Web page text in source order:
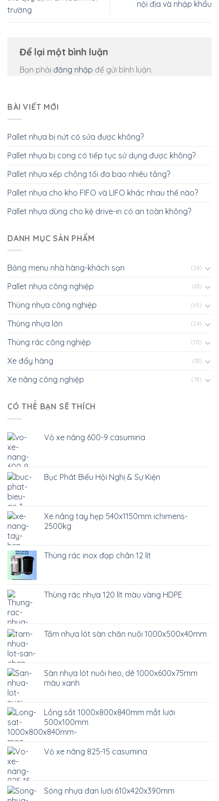
trường
nội địa và nhập khẩu
Để lại một bình luận
Bạn phải đăng nhập để gửi bình luận.
BÀI VIẾT MỚI
Pallet nhựa bị nứt có sửa được không?
Pallet nhựa bị cong có tiếp tục sử dụng được không?
Pallet nhựa xếp chồng tối đa bao nhiêu tầng?
Pallet nhựa cho kho FIFO và LIFO khác nhau thế nào?
Pallet nhựa dùng cho kệ drive-in có an toàn không?
DANH MỤC SẢN PHẨM
Bảng menu nhà hàng-khách sạn (26)
Pallet nhựa công nghiệp (63)
Thùng nhựa công nghiệp (65)
Thùng nhựa lớn (24)
Thùng rác công nghiệp (113)
Xe đẩy hàng (33)
Xe nâng công nghiệp (78)
CÓ THỂ BẠN SẼ THÍCH
Vỏ xe nâng 600-9 casumina
Bục Phát Biểu Hội Nghị & Sự Kiện
Xe nâng tay hẹp 540x1150mm ichimens-
2500kg
Thùng rác inox đạp chân 12 lít
Thùng rác nhựa 120 lít màu vàng HDPE
Tấm nhựa lót sàn chăn nuôi 1000x500x40mm
Sàn nhựa lót nuôi heo, dê 1000x600x75mm
màu xanh
Lồng sắt 1000x800x840mm mắt lưới
500x100mm
Vỏ xe nâng 825-15 casumina
Sóng nhựa đan lưới 610x420x390mm